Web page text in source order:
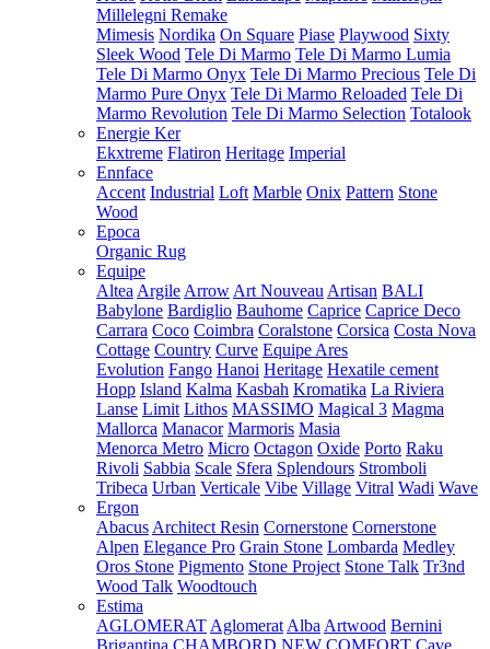
Millelegni Remake
Mimesis Nordika On Square Piase Playwood Sixty
Sleek Wood Tele Di Marmo Tele Di Marmo Lumia
Tele Di Marmo Onyx Tele Di Marmo Precious Tele Di
Marmo Pure Onyx Tele Di Marmo Reloaded Tele Di
Marmo Revolution Tele Di Marmo Selection Totalook
Energie Ker
Ekxtreme Flatiron Heritage Imperial
Ennface
Accent Industrial Loft Marble Onix Pattern Stone
Wood
Epoca
Organic Rug
Equipe
Altea Argile Arrow Art Nouveau Artisan BALI
Babylone Bardiglio Bauhome Caprice Caprice Deco
Carrara Coco Coimbra Coralstone Corsica Costa Nova
Cottage Country Curve Equipe Ares
Evolution Fango Hanoi Heritage Hexatile cement
Hopp Island Kalma Kasbah Kromatika La Riviera
Lanse Limit Lithos MASSIMO Magical 3 Magma
Mallorca Manacor Marmoris Masia
Menorca Metro Micro Octagon Oxide Porto Raku
Rivoli Sabbia Scale Sfera Splendours Stromboli
Tribeca Urban Verticale Vibe Village Vitral Wadi Wave
Ergon
Abacus Architect Resin Cornerstone Cornerstone
Alpen Elegance Pro Grain Stone Lombarda Medley
Oros Stone Pigmento Stone Project Stone Talk Tr3nd
Wood Talk Woodtouch
Estima
AGLOMERAT Aglomerat Alba Artwood Bernini